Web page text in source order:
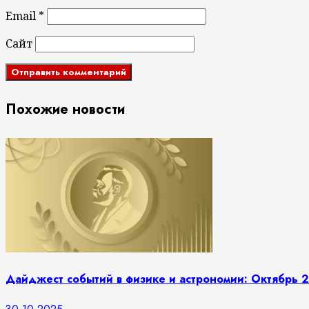
Email *
Сайт
Похожие новости
Дайджест событий в физике и астрономии: Октябрь